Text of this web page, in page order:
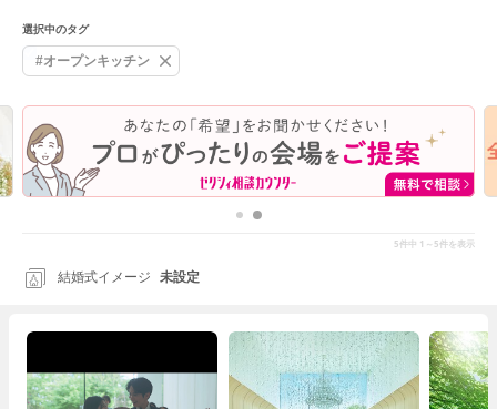
選択中のタグ
#オープンキッチン
5 件中 1～5 件を表示
結婚式イメージ 未設定